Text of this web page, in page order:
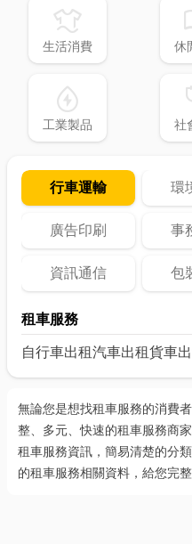
laundry
生活消費 休
water_ec
工業製品 社
行車運輸 環
廣告印刷 事
資訊通信 包
租車服務
自行車出租汽車出租貨車
無論您是想找租車服務的消費
整、多元、快速的租車服務商
租車服務資訊，簡易清楚的分
的租車服務相關資料，給您完